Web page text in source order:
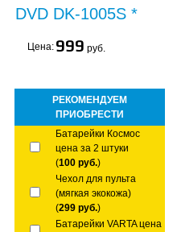
DVD DK-1005S *
Цена: 999 руб.
РЕКОМЕНДУЕМ
ПРИОБРЕСТИ
Батарейки Космос
цена за 2 штуки
(100 руб.)
Чехол для пульта
(мягкая экокожа)
(299 руб.)
Батарейки VARTA цена